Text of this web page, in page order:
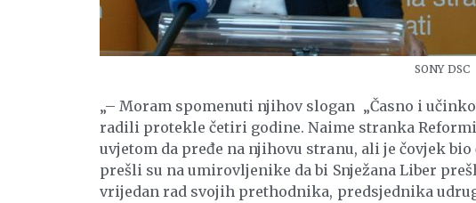
SONY DSC
„– Moram spomenuti njihov slogan „Časno i
radili protekle četiri godine. Naime stranka
uvjetom da pređe na njihovu stranu, ali je čovjek
prešli su na umirovljenike da bi Snježana Liber
vrijedan rad svojih prethodnika, predsjednika